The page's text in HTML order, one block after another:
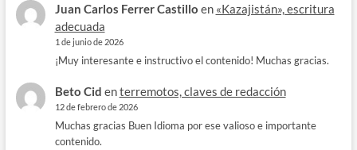
Juan Carlos Ferrer Castillo en «Kazajistán», escritura
adecuada
1 de junio de 2026
¡Muy interesante e instructivo el contenido! Muchas gracias.
Beto Cid enterremotos, claves de redacción
12 de febrero de 2026
Muchas gracias Buen Idioma por ese valioso e importante
contenido.